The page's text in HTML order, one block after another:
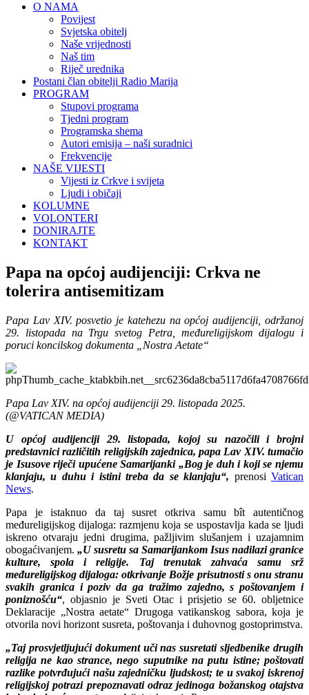
O NAMA
Povijest
Svjetska obitelj
Naše vrijednosti
Naš tim
Riječ urednika
Postani član obitelji Radio Marija
PROGRAM
Stupovi programa
Tjedni program
Programska shema
Autori emisija – naši suradnici
Frekvencije
NAŠE VIJESTI
Vijesti iz Crkve i svijeta
Ljudi i običaji
KOLUMNE
VOLONTERI
DONIRAJTE
KONTAKT
Papa na općoj audijenciji: Crkva ne
tolerira antisemitizam
Papa Lav XIV. posvetio je katehezu na općoj audijenciji, održanoj
29. listopada na Trgu svetog Petra, međureligijskom dijalogu i
poruci koncilskog dokumenta „Nostra Aetate“
Papa Lav XIV. na općoj audijenciji 29. listopada 2025.
(@VATICAN MEDIA)
U općoj audijenciji 29. listopada, kojoj su nazočili i brojni
predstavnici različitih religijskih zajednica, papa Lav XIV. tumačio
je Isusove riječi upućene Samarijanki „Bog je duh i koji se njemu
klanjaju, u duhu i istini treba da se klanjaju“, prenosiVatican
News.
Papa je istaknuo da taj susret otkriva samu bît autentičnog
međureligijskog dijaloga: razmjenu koja se uspostavlja kada se ljudi
iskreno otvaraju jedni drugima, pažljivim slušanjem i uzajamnim
obogaćivanjem. „U susretu sa Samarijankom Isus nadilazi granice
kulture, spola i religije. Taj trenutak zahvaća samu srž
međureligijskog dijaloga: otkrivanje Božje prisutnosti s onu stranu
svakih granica i poziv da ga tražimo zajedno, s poštovanjem i
poniznošću“, objasnio je Sveti Otac i prisjetio se 60. obljetnice
Deklaracije „Nostra aetate“ Drugoga vatikanskog sabora, koja je
otvorila novi horizont susreta, poštovanja i duhovnog gostoprimstva.
„Taj prosvjetljujući dokument uči nas susretati sljedbenike drugih
religija ne kao strance, nego suputnike na putu istine; poštovati
razlike potvrđujući našu zajedničku ljudskost; te u svakoj iskrenoj
religijskoj potrazi prepoznavati odraz jedinoga božanskog otajstva